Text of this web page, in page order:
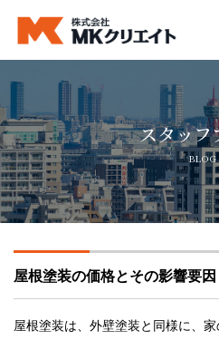
ホーム
MKクリエイトのワンストップ自社
ビル・マンション・商業施設の大
外壁塗装・防水工事
オフィス・店舗の内装リフォーム・
足場組み立て・解体工事
スタッフ
BLOG
屋根塗装の価格とその影響要因
屋根塗装は、外壁塗装と同様に、